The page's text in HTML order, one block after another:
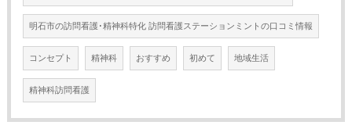
明石市の訪問看護･精神科特化 訪問看護ステーションミントの口コミ情報
コンセプト 精神科 おすすめ 初めて 地域生活
精神科訪問看護